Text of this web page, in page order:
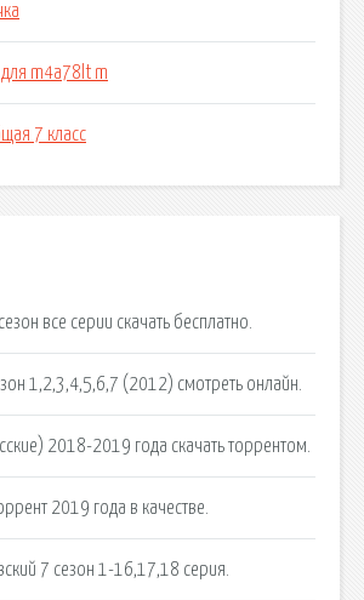
для m4a78lt m
7 класс
все серии скачать бесплатно.
1,2,3,4,5,6,7 (2012) смотреть онлайн.
2018-2019 года скачать торрентом.
2019 года в качестве.
7 сезон 1-16,17,18 серия.